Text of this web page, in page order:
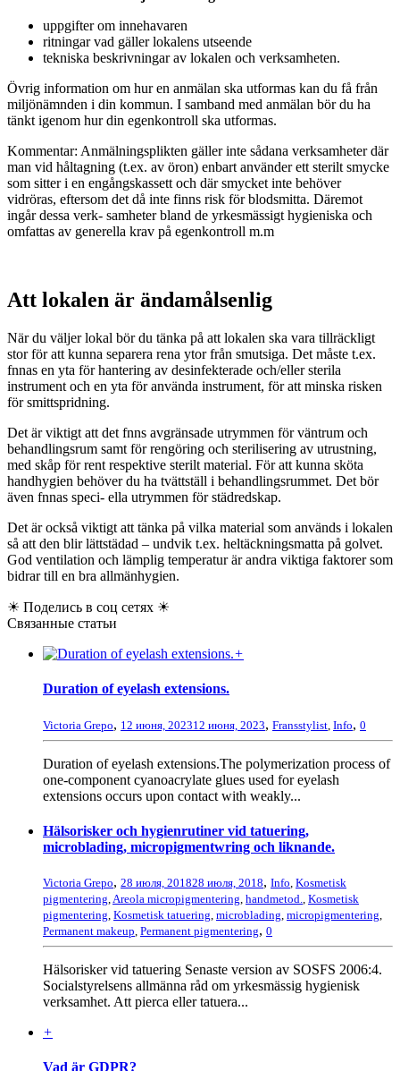
uppgifter om innehavaren
ritningar vad gäller lokalens utseende
tekniska beskrivningar av lokalen och verksamheten.
Övrig information om hur en anmälan ska utformas kan du få från
miljönämnden i din kommun. I samband med anmälan bör du ha
tänkt igenom hur din egenkontroll ska utformas.
Kommentar: Anmälningsplikten gäller inte sådana verksamheter där
man vid håltagning (t.ex. av öron) enbart använder ett sterilt smycke
som sitter i en engångskassett och där smycket inte behöver
vidröras, eftersom det då inte finns risk för blodsmitta. Däremot
ingår dessa verk- samheter bland de yrkesmässigt hygieniska och
omfattas av generella krav på egenkontroll m.m
Att lokalen är ändamålsenlig
När du väljer lokal bör du tänka på att lokalen ska vara tillräckligt
stor för att kunna separera rena ytor från smutsiga. Det måste t.ex.
fnnas en yta för hantering av desinfekterade och/eller sterila
instrument och en yta för använda instrument, för att minska risken
för smittspridning.
Det är viktigt att det fnns avgränsade utrymmen för väntrum och
behandlingsrum samt för rengöring och sterilisering av utrustning,
med skåp för rent respektive sterilt material. För att kunna sköta
handhygien behöver du ha tvättställ i behandlingsrummet. Det bör
även fnnas speci- ella utrymmen för städredskap.
Det är också viktigt att tänka på vilka material som används i lokalen
så att den blir lättstädad – undvik t.ex. heltäckningsmatta på golvet.
God ventilation och lämplig temperatur är andra viktiga faktorer som
bidrar till en bra allmänhygien.
☀ Поделись в соц сетях ☀
Связанные статьи
+
Duration of eyelash extensions.
Victoria Grepo, 12 июня, 202312 июня, 2023, Fransstylist Info, 0
Duration of eyelash extensions.The polymerization process of
one-component cyanoacrylate glues used for eyelash
extensions occurs upon contact with weakly...
Hälsorisker och hygienrutiner vid tatuering,
microblading, micropigmentwring och liknande.
Victoria Grepo, 28 июля, 201828 июля, 2018, Info, Kosmetisk
pigmentering,Areola micropigmentering, handmetod., Kosmetisk
pigmentering, Kosmetisk tatuering, microblading, micropigmentering,
Permanent makeup, Permanent pigmentering, 0
Hälsorisker vid tatuering Senaste version av SOSFS 2006:4.
Socialstyrelsens allmänna råd om yrkesmässig hygienisk
verksamhet. Att pierca eller tatuera...
+
Vad är GDPR?